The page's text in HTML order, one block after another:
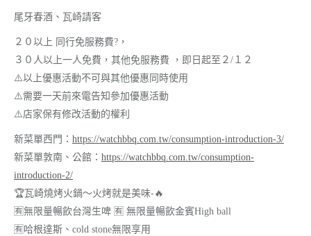
尾牙春酒、瓦崎請客
２０以上 同行免服務費? ，
３０人以上一人免費，其他免服務費 ，即日起至２/１２
⚠️以上優惠活動不可與其他優惠同時使用
⚠️需要一天前來電告知參加優惠活動
⚠️店家保有修改活動的權利
新菜單西門： https://watchbbq.com.tw/consumption-introduction-3/
新菜單敦南、公館： https://watchbbq.com.tw/consumption-
introduction-2/
🏆 瓦崎燒烤火鍋～火烤就是美味-🔥
🈶無限量暢飲台灣生啤 🈶 無限量暢飲金賓High ball
🈶 哈根達斯、cold stone無限享用